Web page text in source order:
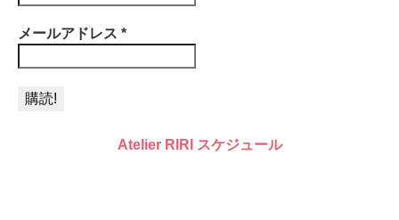
メールアドレス *
Atelier RIRI スケジュール